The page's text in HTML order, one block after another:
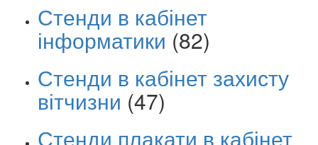
Стенди в кабінет
інформатики (82)
Стенди в кабінет захисту
вітчизни (47)
Стенди плакати в кабінет